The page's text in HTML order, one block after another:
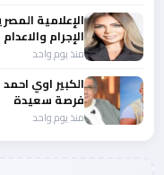
الإعلامية
الإجرام والاعدام
منذ يوم واحد
الكبير اوي
فرصة سعيدة
منذ يوم واحد